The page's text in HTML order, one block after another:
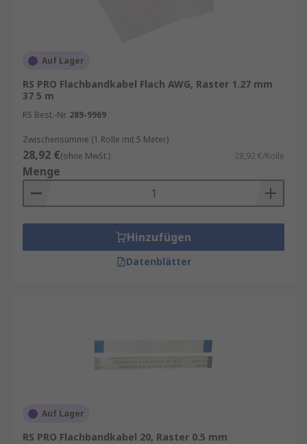
Auf Lager
RS PRO Flachbandkabel Flach AWG, Raster 1.27 mm
37 5 m
RS Best.-Nr. 289-9969
Zwischensumme (1 Rolle mit 5 Meter)
28,92 €(ohne MwSt.) 28,92 €/Rolle
Menge
Hinzufügen
Datenblätter
Auf Lager
RS PRO Flachbandkabel 20, Raster 0.5 mm